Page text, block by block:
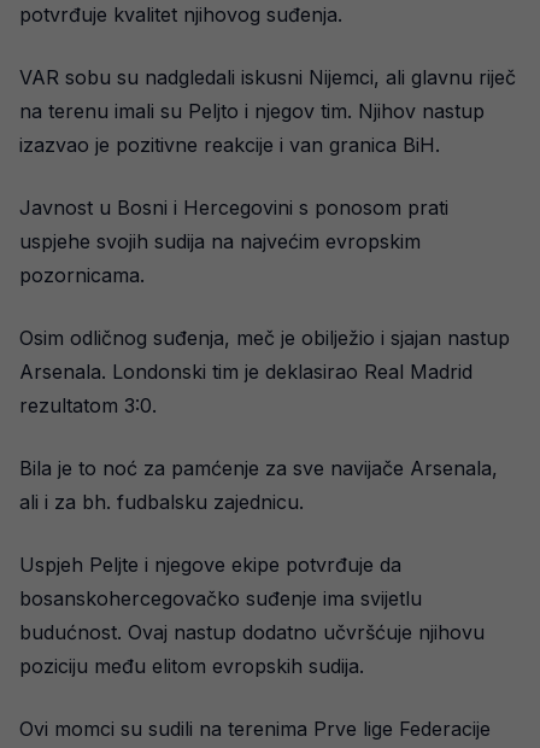
potvrđuje kvalitet njihovog suđenja.
VAR sobu su nadgledali iskusni Nijemci, ali glavnu riječ
na terenu imali su Peljto i njegov tim. Njihov nastup
izazvao je pozitivne reakcije i van granica BiH.
Javnost u Bosni i Hercegovini s ponosom prati
uspjehe svojih sudija na najvećim evropskim
pozornicama.
Osim odličnog suđenja, meč je obilježio i sjajan nastup
Arsenala. Londonski tim je deklasirao Real Madrid
rezultatom 3:0.
Bila je to noć za pamćenje za sve navijače Arsenala,
ali i za bh. fudbalsku zajednicu.
Uspjeh Peljte i njegove ekipe potvrđuje da
bosanskohercegovačko suđenje ima svijetlu
budućnost. Ovaj nastup dodatno učvršćuje njihovu
poziciju među elitom evropskih sudija.
Ovi momci su sudili na terenima Prve lige Federacije